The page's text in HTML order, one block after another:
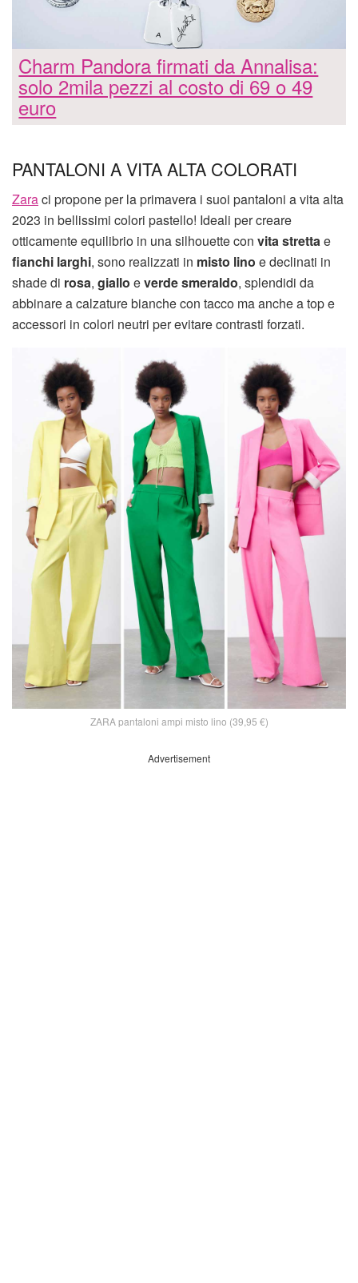
Charm Pandora firmati da Annalisa:
solo 2mila pezzi al costo di 69 o 49
euro
PANTALONI A VITA ALTA COLORATI
Zaraci propone per la primavera i suoi pantaloni a vita alta
2023 in bellissimi colori pastello! Ideali per creare
otticamente equilibrio in una silhouette con vita strettae
fianchi larghi, sono realizzati in misto lino e declinati in
shade di rosa, giallo everde smeraldo, splendidi da
abbinare a calzature bianche con tacco ma anche a top e
accessori in colori neutri per evitare contrasti forzati.
ZARA pantaloni ampi misto lino (39,95 €)
Advertisement